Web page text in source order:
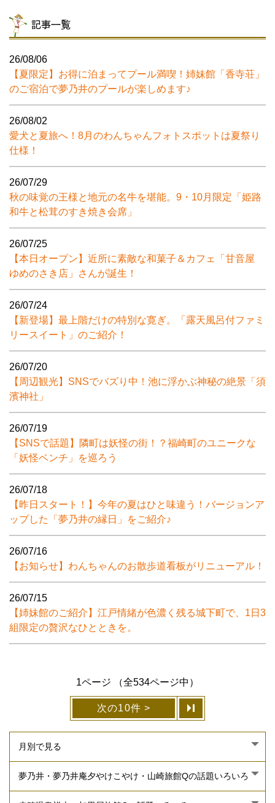
記事一覧
26/08/06
【夏限定】お得に泊まってプール満喫！姉妹館「香寺荘」
のご宿泊で夢乃井のプールが楽しめます♪
26/08/02
愛犬と夏旅へ！8月のわんちゃんフォトスポットは夏祭り
仕様！
26/07/29
秋の味覚の王様と地元の名牛を堪能。9・10月限定「姫路
和牛と松茸のすき焼き会席」
26/07/25
【本日オープン】近所に素敵な和菓子＆カフェ「甘音屋
ゆめのさき店」さんが誕生！
26/07/24
【新登場】最上階だけの特別な寛ぎ。「露天風呂付ファミ
リースイート」のご紹介！
26/07/20
【周辺観光】SNSでバズり中！池に浮かぶ神秘の絶景「須
濱神社」
26/07/19
【SNSで話題】隣町は妖怪の街！？福崎町のユニークな
「妖怪ベンチ」を巡ろう
26/07/18
【昨日スタート！】今年の夏はひと味違う！バージョンア
ップした「夢乃井の縁日」をご紹介♪
26/07/16
【お知らせ】わんちゃんのお散歩道看板がリニューアル！
26/07/15
【姉妹館のご紹介】江戸情緒が色濃く残る城下町で、1日3
組限定の贅沢なひとときを。
1ページ （全534ページ中）
次の10件